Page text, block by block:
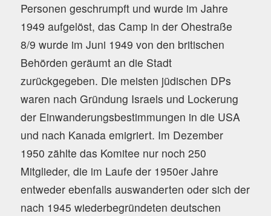
Personen geschrumpft und wurde im Jahre
1949 aufgelöst, das Camp in der Ohestraße
8/9 wurde im Juni 1949 von den britischen
Behörden geräumt an die Stadt
zurückgegeben. Die meisten jüdischen DPs
waren nach Gründung Israels und Lockerung
der Einwanderungsbestimmungen in die USA
und nach Kanada emigriert. Im Dezember
1950 zählte das Komitee nur noch 250
Mitglieder, die im Laufe der 1950er Jahre
entweder ebenfalls auswanderten oder sich der
nach 1945 wiederbegründeten deutschen